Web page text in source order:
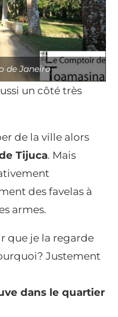
de Janeiro
un côté très
de la ville alors
Tijuca. Mais
des favelas à
armes.
que je la regarde
Justement
dans le quartier